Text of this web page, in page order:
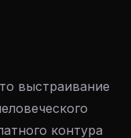
выстраивание
контура